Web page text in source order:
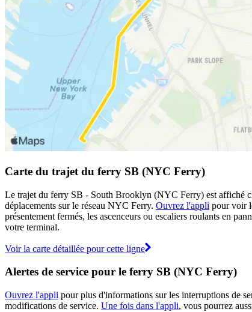
Carte du trajet du ferry SB (NYC Ferry)
Le trajet du ferry SB - South Brooklyn (NYC Ferry) est affiché
déplacements sur le réseau NYC Ferry. Ouvrez l'appli pour voir
présentement fermés, les ascenceurs ou escaliers roulants en
votre terminal.
Voir la carte détaillée pour cette ligne
Alertes de service pour le ferry SB (NYC Ferry)
Ouvrez l'appli pour plus d'informations sur les interruptions de
modifications de service. Une fois dans l'appli, vous pourrez